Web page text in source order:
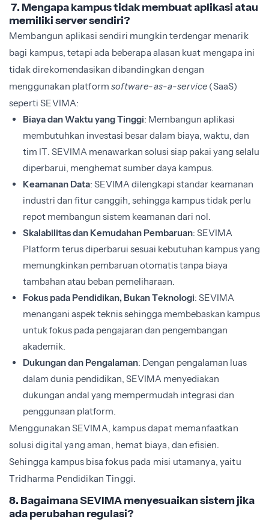
7. Mengapa kampus tidak membuat aplikasi atau
memiliki server sendiri?
Membangun aplikasi sendiri mungkin terdengar menarik
bagi kampus, tetapi ada beberapa alasan kuat mengapa ini
tidak direkomendasikan dibandingkan dengan
menggunakan platformsoftware-as-a-service (SaaS)
seperti SEVIMA:
Biaya dan Waktu yang Tinggi: Membangun aplikasi
membutuhkan investasi besar dalam biaya, waktu, dan
tim IT. SEVIMA menawarkan solusi siap pakai yang selalu
diperbarui, menghemat sumber daya kampus.
Keamanan Data: SEVIMA dilengkapi standar keamanan
industri dan fitur canggih, sehingga kampus tidak perlu
repot membangun sistem keamanan dari nol.
Skalabilitas dan Kemudahan Pembaruan: SEVIMA
Platform terus diperbarui sesuai kebutuhan kampus yang
memungkinkan pembaruan otomatis tanpa biaya
tambahan atau beban pemeliharaan.
Fokus pada Pendidikan, Bukan Teknologi: SEVIMA
menangani aspek teknis sehingga membebaskan kampus
untuk fokus pada pengajaran dan pengembangan
akademik.
Dukungan dan Pengalaman: Dengan pengalaman luas
dalam dunia pendidikan, SEVIMA menyediakan
dukungan andal yang mempermudah integrasi dan
penggunaan platform.
Menggunakan SEVIMA, kampus dapat memanfaatkan
solusi digital yang aman, hemat biaya, dan efisien.
Sehingga kampus bisa fokus pada misi utamanya, yaitu
Tridharma Pendidikan Tinggi.
8. Bagaimana SEVIMA menyesuaikan sistem jika
ada perubahan regulasi?